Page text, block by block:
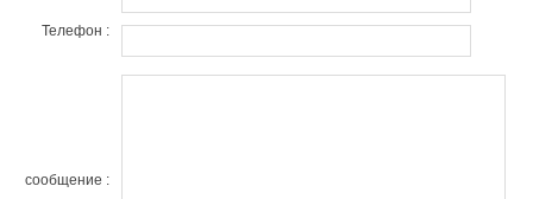
Телефон :
сообщение :